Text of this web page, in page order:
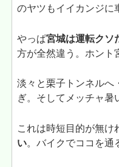
のヤツもイイカンジに
やっぱ宮城は運転クソ
方が全然違う。ホント
淡々と栗子トンネルへ
ぎ。そしてメッチャ暑
これは時短目的が無け
い。バイクでココを通